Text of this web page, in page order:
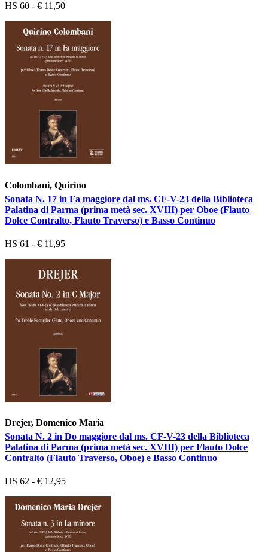
HS 60 - € 11,50
Colombani, Quirino
Sonata N. 17 in Fa maggiore dal ms. CF-V-23 della Biblioteca
Palatina di Parma (prima metà sec. XVIII) per Oboe (Flauto
Dolce Contralto, Flauto Traverso) e Basso Continuo
HS 61 - € 11,95
Drejer, Domenico Maria
Sonata N. 2 in Do maggiore dal ms. CF-V-23 della Biblioteca
Palatina di Parma (prima metà sec. XVIII) per Flauto Dolce
Contralto (Flauto Traverso, Oboe) e Basso Continuo
HS 62 - € 12,95